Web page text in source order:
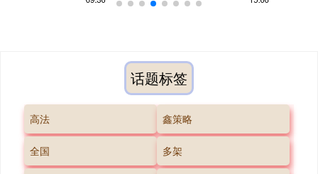
话题标签
高法 鑫策略
全国 多架